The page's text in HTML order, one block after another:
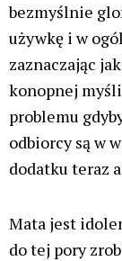
bezmyślnie
używkę i w
zaznaczając
konopnej
problemu
odbiorcy są w
dodatku teraz
Mata jest
do tej pory